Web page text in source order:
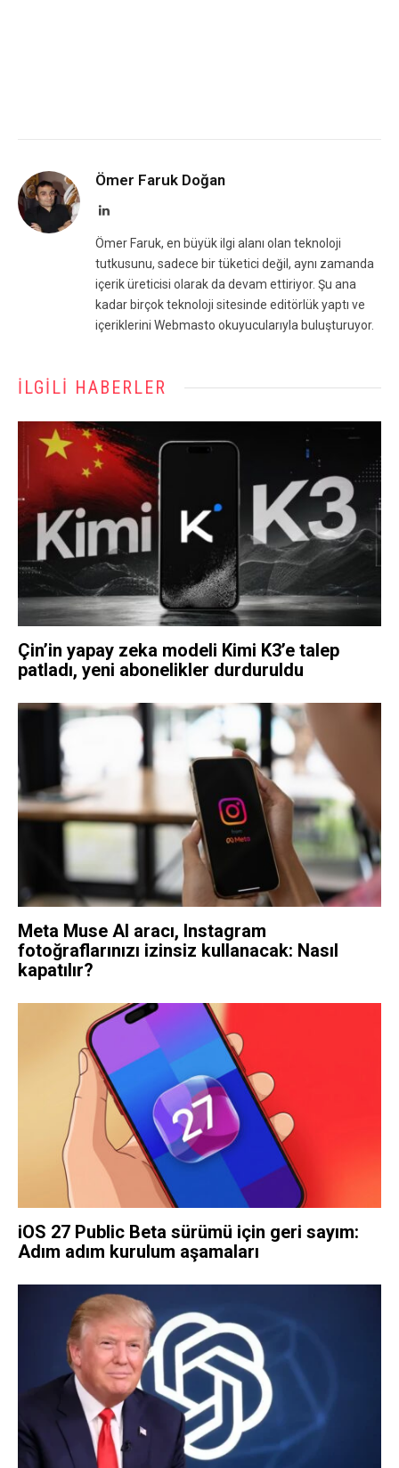
Ömer Faruk Doğan
LinkedIn
Ömer Faruk, en büyük ilgi alanı olan teknoloji
tutkusunu, sadece bir tüketici değil, aynı zamanda
içerik üreticisi olarak da devam ettiriyor. Şu ana
kadar birçok teknoloji sitesinde editörlük yaptı ve
içeriklerini Webmasto okuyucularıyla buluşturuyor.
İLGILI HABERLER
Çin’in yapay zeka modeli Kimi K3’e talep
patladı, yeni abonelikler durduruldu
Meta Muse AI aracı, Instagram
fotoğraflarınızı izinsiz kullanacak: Nasıl
kapatılır?
iOS 27 Public Beta sürümü için geri sayım:
Adım adım kurulum aşamaları